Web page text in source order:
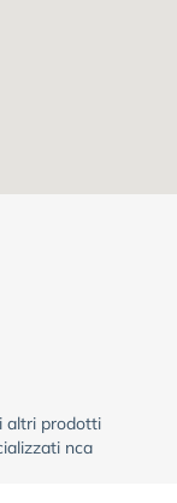
altri prodotti
nca